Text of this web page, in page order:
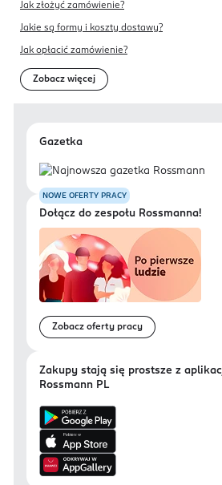
Jak złożyć zamówienie?
Jakie są formy i koszty dostawy?
Jak opłacić zamówienie?
Zobacz więcej
Gazetka
NOWE OFERTY PRACY
Dołącz do zespołu Rossmanna!
Zobacz oferty pracy
Zakupy stają się prostsze z
Rossmann PL